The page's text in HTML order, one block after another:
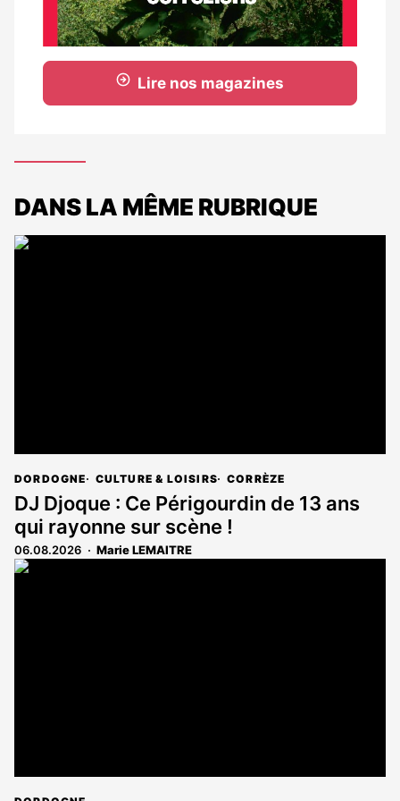
Lire nos magazines
DANS LA MÊME RUBRIQUE
DORDOGNE CULTURE & LOISIRS CORRÈZE
DJ Djoque : Ce Périgourdin de 13 ans
qui rayonne sur scène !
06.08.2026 Marie LEMAITRE